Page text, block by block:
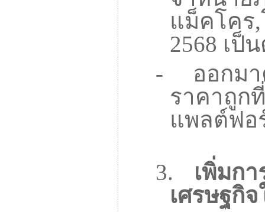
แม็คโคร,
2568 เป็
-
ออกม
ราคาถูก
แพลต์ฟอ
3.
เพิ่มก
เศรษฐกิ